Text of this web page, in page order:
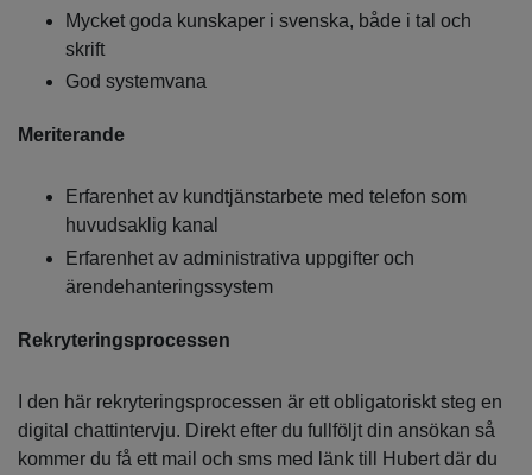
Mycket goda kunskaper i svenska, både i tal och
skrift
God systemvana
Meriterande
Erfarenhet av kundtjänstarbete med telefon som
huvudsaklig kanal
Erfarenhet av administrativa uppgifter och
ärendehanteringssystem
Rekryteringsprocessen
I den här rekryteringsprocessen är ett obligatoriskt steg en
digital chattintervju. Direkt efter du fullföljt din ansökan så
kommer du få ett mail och sms med länk till Hubert där du